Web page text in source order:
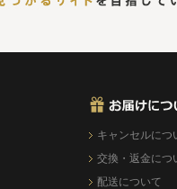
キャンセルにつ
交換・返金につ
配送について